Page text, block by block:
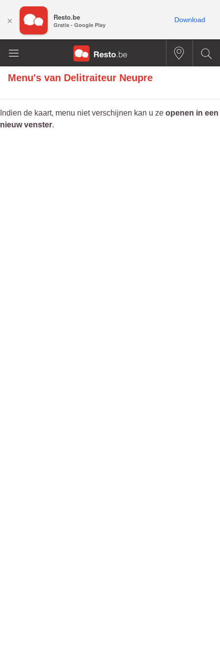
Menu's van Delitraiteur Neupre
Indien de kaart, menu niet verschijnen kan u ze openen in een
nieuw venster.
× Resto.be
Gratis - Google Play
Download